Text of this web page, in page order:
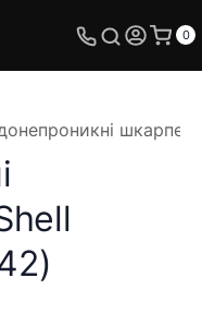
0